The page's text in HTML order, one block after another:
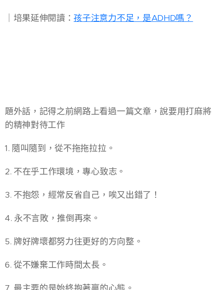
​｜培果延伸閱讀：孩子注意力不足，是ADHD嗎？
題外話，記得之前網路上看過一篇文章，說要用打麻將
的精神對待工作 🀄
1. 隨叫隨到，從不拖拖拉拉。
2. 不在乎工作環境，專心致志。
3. 不抱怨，經常反省自己，唉又出錯了！
4. 永不言敗，推倒再來。
5. 牌好牌壞都努力往更好的方向整。
6. 從不嫌棄工作時間太長。